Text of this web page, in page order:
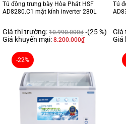
Tủ đông trưng bày Hòa Phát HSF
AD8280.C1 mặt kính inverter 280L
Giá thị trường: 10.990.000₫ (25 %)
Giá khuyến mại: 8.200.000₫
Tủ
Giá
Giá
-22%